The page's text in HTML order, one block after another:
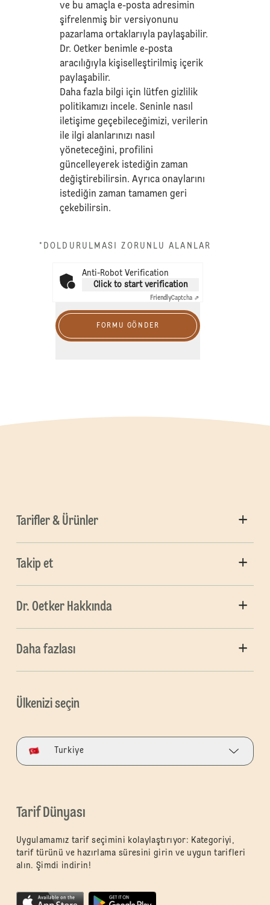
ve bu amaçla e-posta adresimin
şifrelenmiş bir versiyonunu
pazarlama ortaklarıyla paylaşabilir.
Dr. Oetker benimle e-posta
aracılığıyla kişiselleştirilmiş içerik
paylaşabilir.
Daha fazla bilgi için lütfengizlilik
politikamızı incele. Seninle nasıl
iletişime geçebileceğimizi, verilerin
ile ilgi alanlarınızı nasıl
yöneteceğini, profilini
güncelleyerek istediğin zaman
değiştirebilirsin. Ayrıca onaylarını
istediğin zaman tamamen geri
çekebilirsin.
*DOLDURULMASI ZORUNLU ALANLAR
Anti-Robot Verification
Click to start verification
FriendlyCaptcha ⇗
FORMU GÖNDER
Tarifler & Ürünler
Takip et
Dr. Oetker Hakkında
Daha fazlası
Ülkenizi seçin
Turkiye
Tarif Dünyası
Uygulamamız tarif seçimini kolaylaştırıyor: Kategoriyi,
tarif türünü ve hazırlama süresini girin ve uygun tarifleri
alın. Şimdi indirin!